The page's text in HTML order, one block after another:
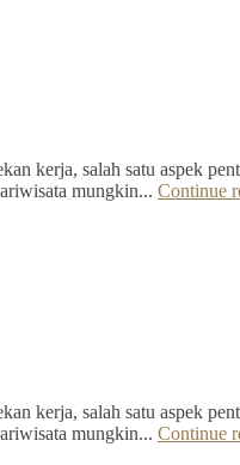
kerja, salah satu aspek
mungkin... Continue
kerja, salah satu aspek
mungkin... Continue